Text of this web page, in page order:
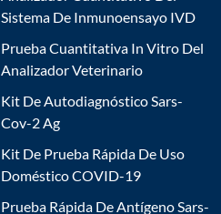
Sistema De Inmunoensayo IVD
Prueba Cuantitativa In Vitro Del
Analizador Veterinario
Kit De Autodiagnóstico Sars-
Cov-2 Ag
Kit De Prueba Rápida De Uso
Doméstico COVID-19
Prueba Rápida De Antígeno Sars-